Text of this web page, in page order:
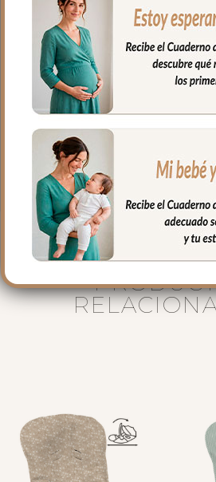
15 x 10 cm, con interior
organizado con bolsillos también
impermeable para limpiar en
Coordinado con el bolso, la
cambiador de la Colección para un
resultado de conjunto impecable.
Fabricado artesanalmente en
con materiales de primera